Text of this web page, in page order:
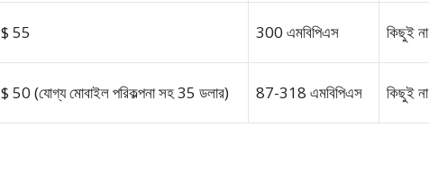
$ 55 300 এমবিপিএস কিছুই না
$ 50 (যোগ্য মোবাইল পরিকল্পনা সহ 35 ডলার) 87-318 এমবিপিএস কিছুই না